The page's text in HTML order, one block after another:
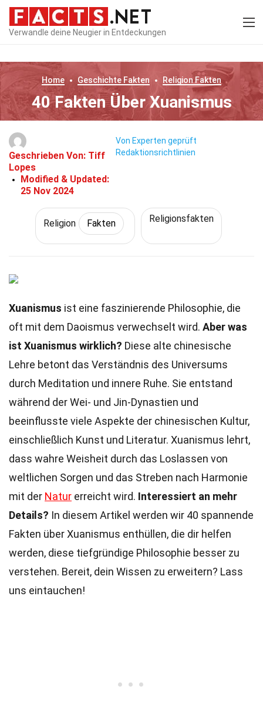
Verwandle deine Neugier in Entdeckungen
Home Geschichte Fakten ReligionFakten
40 Fakten Über Xuanismus
Geschrieben Von: Tiff
Lopes
Modified & Updated:
25 Nov 2024
Von Experten geprüft
Redaktionsrichtlinien
Religion Fakten Religionsfakten
Xuanismus ist eine faszinierende Philosophie, die
oft mit dem Daoismus verwechselt wird. Aber was
ist Xuanismus wirklich? Diese alte chinesische
Lehre betont das Verständnis des Universums
durch Meditation und innere Ruhe. Sie entstand
während der Wei- und Jin-Dynastien und
beeinflusste viele Aspekte der chinesischen Kultur,
einschließlich Kunst und Literatur. Xuanismus lehrt,
dass wahre Weisheit durch das Loslassen von
weltlichen Sorgen und das Streben nach Harmonie
mit der Natur erreicht wird. Interessiert an mehr
Details? In diesem Artikel werden wir 40 spannende
Fakten über Xuanismus enthüllen, die dir helfen
werden, diese tiefgründige Philosophie besser zu
verstehen. Bereit, dein Wissen zu erweitern? Lass
uns eintauchen!